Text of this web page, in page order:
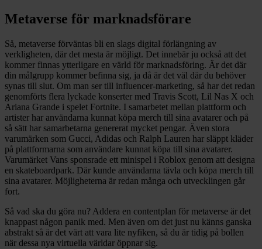
Metaverse för marknadsförare
Så, metaverse förväntas bli en slags digital förlängning av
verkligheten, där det mesta är möjligt. Det innebär ju också att det
kommer finnas ytterligare en värld för marknadsföring. Är det där
din målgrupp kommer befinna sig, ja då är det väl där du behöver
synas till slut. Om man ser till influencer-marketing, så har det redan
genomförts flera lyckade konserter med Travis Scott, Lil Nas X och
Ariana Grande i spelet Fortnite. I samarbetet mellan plattform och
artister har användarna kunnat köpa merch till sina avatarer och på
så sätt har samarbetarna genererat mycket pengar. Även stora
varumärken som Gucci, Adidas och Ralph Lauren har släppt kläder
på plattformarna som användare kunnat köpa till sina avatarer.
Varumärket Vans sponsrade ett minispel i Roblox genom att designa
en skateboardpark. Där kunde användarna tävla och köpa merch till
sina avatarer. Möjligheterna är redan många och utvecklingen går
fort.
Så vad ska du göra nu? Addera en contentplan för metaverse är det
knappast någon panik med. Men även om det just nu känns ganska
abstrakt så är det värt att vara lite nyfiken, så du är tidig på bollen
när dessa nya virtuella världar öppnar sig.